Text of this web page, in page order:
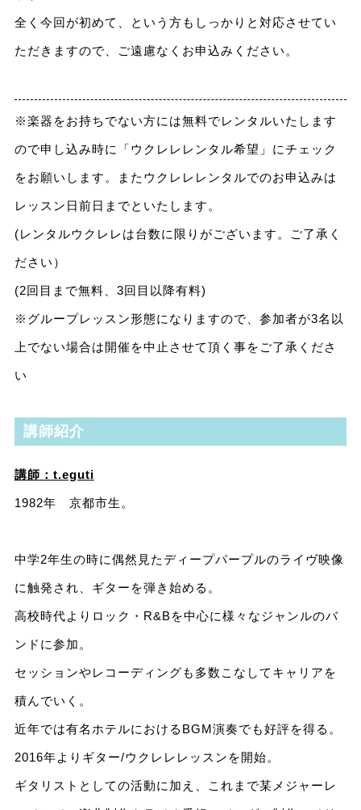
全く今回が初めて、という方もしっかりと対応させてい
ただきますので、ご遠慮なくお申込みください。
※楽器をお持ちでない方には無料でレンタルいたします
ので申し込み時に「ウクレレレンタル希望」にチェック
をお願いします。またウクレレレンタルでのお申込みは
レッスン日前日までといたします。
(レンタルウクレレは台数に限りがございます。ご了承く
ださい）
(2回目まで無料、3回目以降有料)
※グループレッスン形態になりますので、参加者が3名以
上でない場合は開催を中止させて頂く事をご了承くださ
い
講師紹介
講師：t.eguti
1982年 京都市生。
中学2年生の時に偶然見たディープパープルのライヴ映像
に触発され、ギターを弾き始める。
高校時代よりロック・R&Bを中心に様々なジャンルのバ
ンドに参加。
セッションやレコーディングも多数こなしてキャリアを
積んでいく。
近年では有名ホテルにおけるBGM演奏でも好評を得る。
2016年よりギター/ウクレレレッスンを開始。
ギタリストとしての活動に加え、これまで某メジャーレ